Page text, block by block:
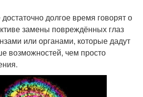
долгое время говорят о
замены повреждённых глаз
или органами, которые дадут
возможностей, чем просто